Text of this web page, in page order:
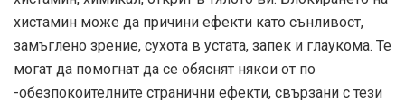
хистамин може да причини ефекти като сънливост,
замъглено зрение, сухота в устата, запек и глаукома. Те
могат да помогнат да се обяснят някои от по
-обезпокоителните странични ефекти, свързани с тези